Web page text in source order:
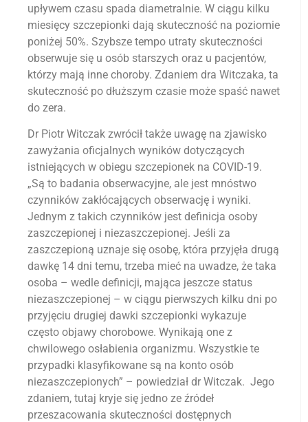
upływem czasu spada diametralnie. W ciągu kilku
miesięcy szczepionki dają skuteczność na poziomie
poniżej 50%. Szybsze tempo utraty skuteczności
obserwuje się u osób starszych oraz u pacjentów,
którzy mają inne choroby. Zdaniem dra Witczaka, ta
skuteczność po dłuższym czasie może spaść nawet
do zera.
Dr Piotr Witczak zwrócił także uwagę na zjawisko
zawyżania oficjalnych wyników dotyczących
istniejących w obiegu szczepionek na COVID-19.
„Są to badania obserwacyjne, ale jest mnóstwo
czynników zakłócających obserwację i wyniki.
Jednym z takich czynników jest definicja osoby
zaszczepionej i niezaszczepionej. Jeśli za
zaszczepioną uznaje się osobę, która przyjęła drugą
dawkę 14 dni temu, trzeba mieć na uwadze, że taka
osoba – wedle definicji, mająca jeszcze status
niezaszczepionej – w ciągu pierwszych kilku dni po
przyjęciu drugiej dawki szczepionki wykazuje
często objawy chorobowe. Wynikają one z
chwilowego osłabienia organizmu. Wszystkie te
przypadki klasyfikowane są na konto osób
niezaszczepionych” – powiedział dr Witczak. Jego
zdaniem, tutaj kryje się jedno ze źródeł
przeszacowania skuteczności dostępnych